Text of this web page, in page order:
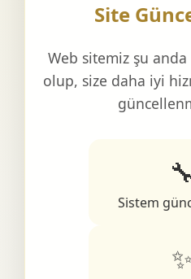
Site
Web sitemiz şu anda
olup, size daha iyi
🔧
Sistem
✨